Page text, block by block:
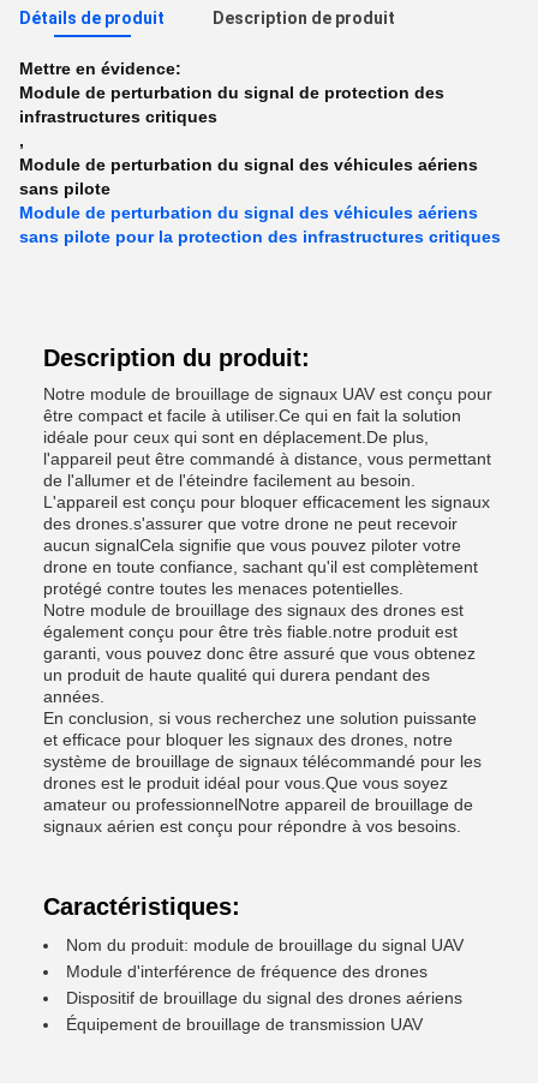
Détails de produit Description de produit
Mettre en évidence:
Module de perturbation du signal de protection des
infrastructures critiques
,
Module de perturbation du signal des véhicules aériens
sans pilote
Module de perturbation du signal des véhicules aériens
sans pilote pour la protection des infrastructures critiques
Description du produit:
Notre module de brouillage de signaux UAV est conçu pour
être compact et facile à utiliser.Ce qui en fait la solution
idéale pour ceux qui sont en déplacement.De plus,
l'appareil peut être commandé à distance, vous permettant
de l'allumer et de l'éteindre facilement au besoin.
L'appareil est conçu pour bloquer efficacement les signaux
des drones.s'assurer que votre drone ne peut recevoir
aucun signalCela signifie que vous pouvez piloter votre
drone en toute confiance, sachant qu'il est complètement
protégé contre toutes les menaces potentielles.
Notre module de brouillage des signaux des drones est
également conçu pour être très fiable.notre produit est
garanti, vous pouvez donc être assuré que vous obtenez
un produit de haute qualité qui durera pendant des
années.
En conclusion, si vous recherchez une solution puissante
et efficace pour bloquer les signaux des drones, notre
système de brouillage de signaux télécommandé pour les
drones est le produit idéal pour vous.Que vous soyez
amateur ou professionnelNotre appareil de brouillage de
signaux aérien est conçu pour répondre à vos besoins.
Caractéristiques:
Nom du produit: module de brouillage du signal UAV
Module d'interférence de fréquence des drones
Dispositif de brouillage du signal des drones aériens
Équipement de brouillage de transmission UAV